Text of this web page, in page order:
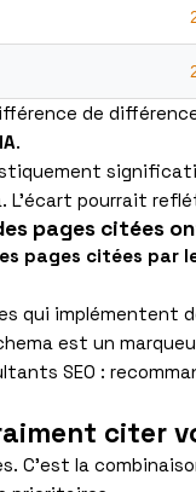
de
.
pourrait
pages citées
pages citées par
qui
est un
SEO :
citer
C’est la